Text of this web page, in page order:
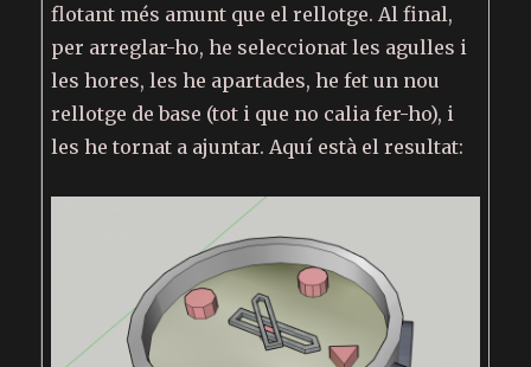
flotant més amunt que el rellotge. Al final,
per arreglar-ho, he seleccionat les agulles i
les hores, les he apartades, he fet un nou
rellotge de base (tot i que no calia fer-ho), i
les he tornat a ajuntar. Aquí està el resultat: